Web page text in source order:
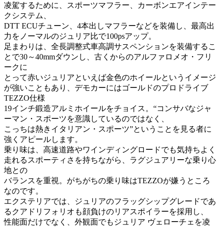
凌駕するために、スポーツマフラー、カーボンエアインテー
クシステム、
DTT ECUチューン、4本出しマフラーなどを装備し、最高出
力をノーマルのジュリア比で100psアップ。
足まわりは、全長調整式車高調サスペンションを装備するこ
とで30～40mmダウンし、古くからのアルファロメオ・フリ
ークに
とって赤いジュリアといえば金色のホイールというイメージ
が強いこともあり、デモカーにはゴールドのプロドライブ
TEZZO仕様
19インチ鍛造アルミホイールをチョイス。“コンサバなジャ
ーマン・スポーツを意識しているのではなく、
こっちは熱きイタリアン・スポーツ”ということを見る者に
強くアピールします。
乗り味は、高速道路やワインディングロードでも気持ちよく
走れるスポーティさを持ちながら、ラグジュアリーな乗り心
地との
バランスを重視。がちがちの乗り味はTEZZOが嫌うところ
なのです。
エクステリアでは、ジュリアのフラッグシップグレードであ
るクアドリフォリオも顔負けのリアスポイラーを採用し、
性能面だけでなく、外観面でもジュリア ヴェローチェを凌